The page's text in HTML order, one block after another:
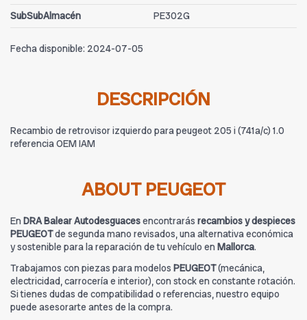
SubSubAlmacén
PE302G
Fecha disponible: 2024-07-05
DESCRIPCIÓN
Recambio de retrovisor izquierdo para peugeot 205 i (741a/c) 1.0
referencia OEM IAM
ABOUT PEUGEOT
En DRA Balear Autodesguacesencontrarás recambios y despieces
PEUGEOTde segunda mano revisados, una alternativa económica
y sostenible para la reparación de tu vehículo en Mallorca.
Trabajamos con piezas para modelos PEUGEOT(mecánica,
electricidad, carrocería e interior), con stock en constante rotación.
Si tienes dudas de compatibilidad o referencias, nuestro equipo
puede asesorarte antes de la compra.